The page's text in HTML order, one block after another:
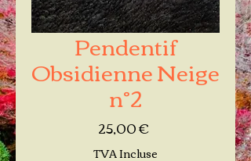
Pendentif
Obsidienne Neige
n°2
25,00 €Prix
TVA Incluse